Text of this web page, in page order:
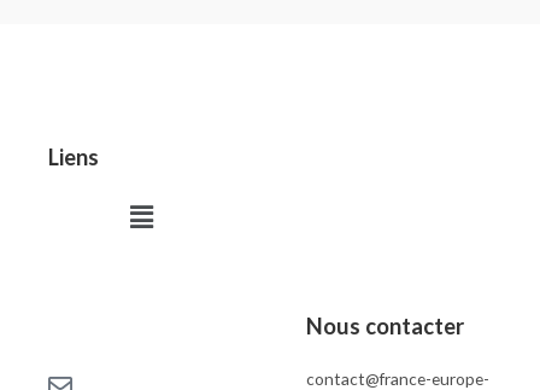
Liens
Menu
Nous contacter
contact@france-europe-